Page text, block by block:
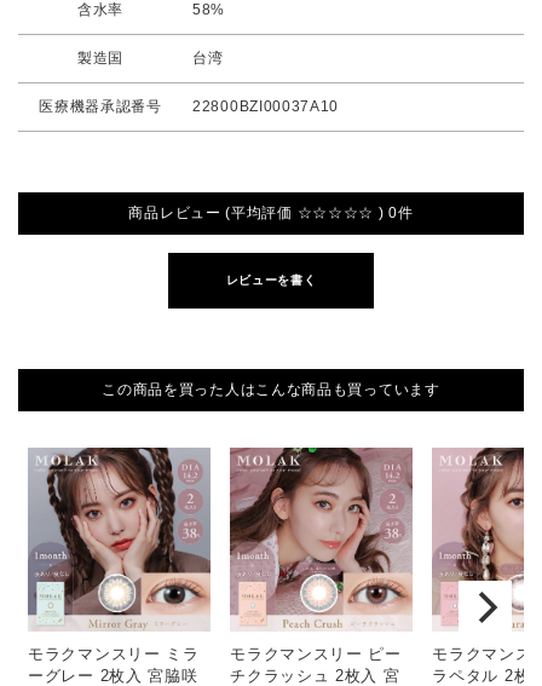
含水率 58%
製造国 台湾
医療機器承認番号 22800BZI00037A10
商品レビュー (平均評価 ☆☆☆☆☆ ) 0件
レビューを書く
この商品を買った人はこんな商品も買っています
モラクマンスリー ミラ
ーグレー 2枚入 宮脇咲
モラクマンスリー ピー
チクラッシュ 2枚入 宮
モラクマンス
ラペタル 2枚